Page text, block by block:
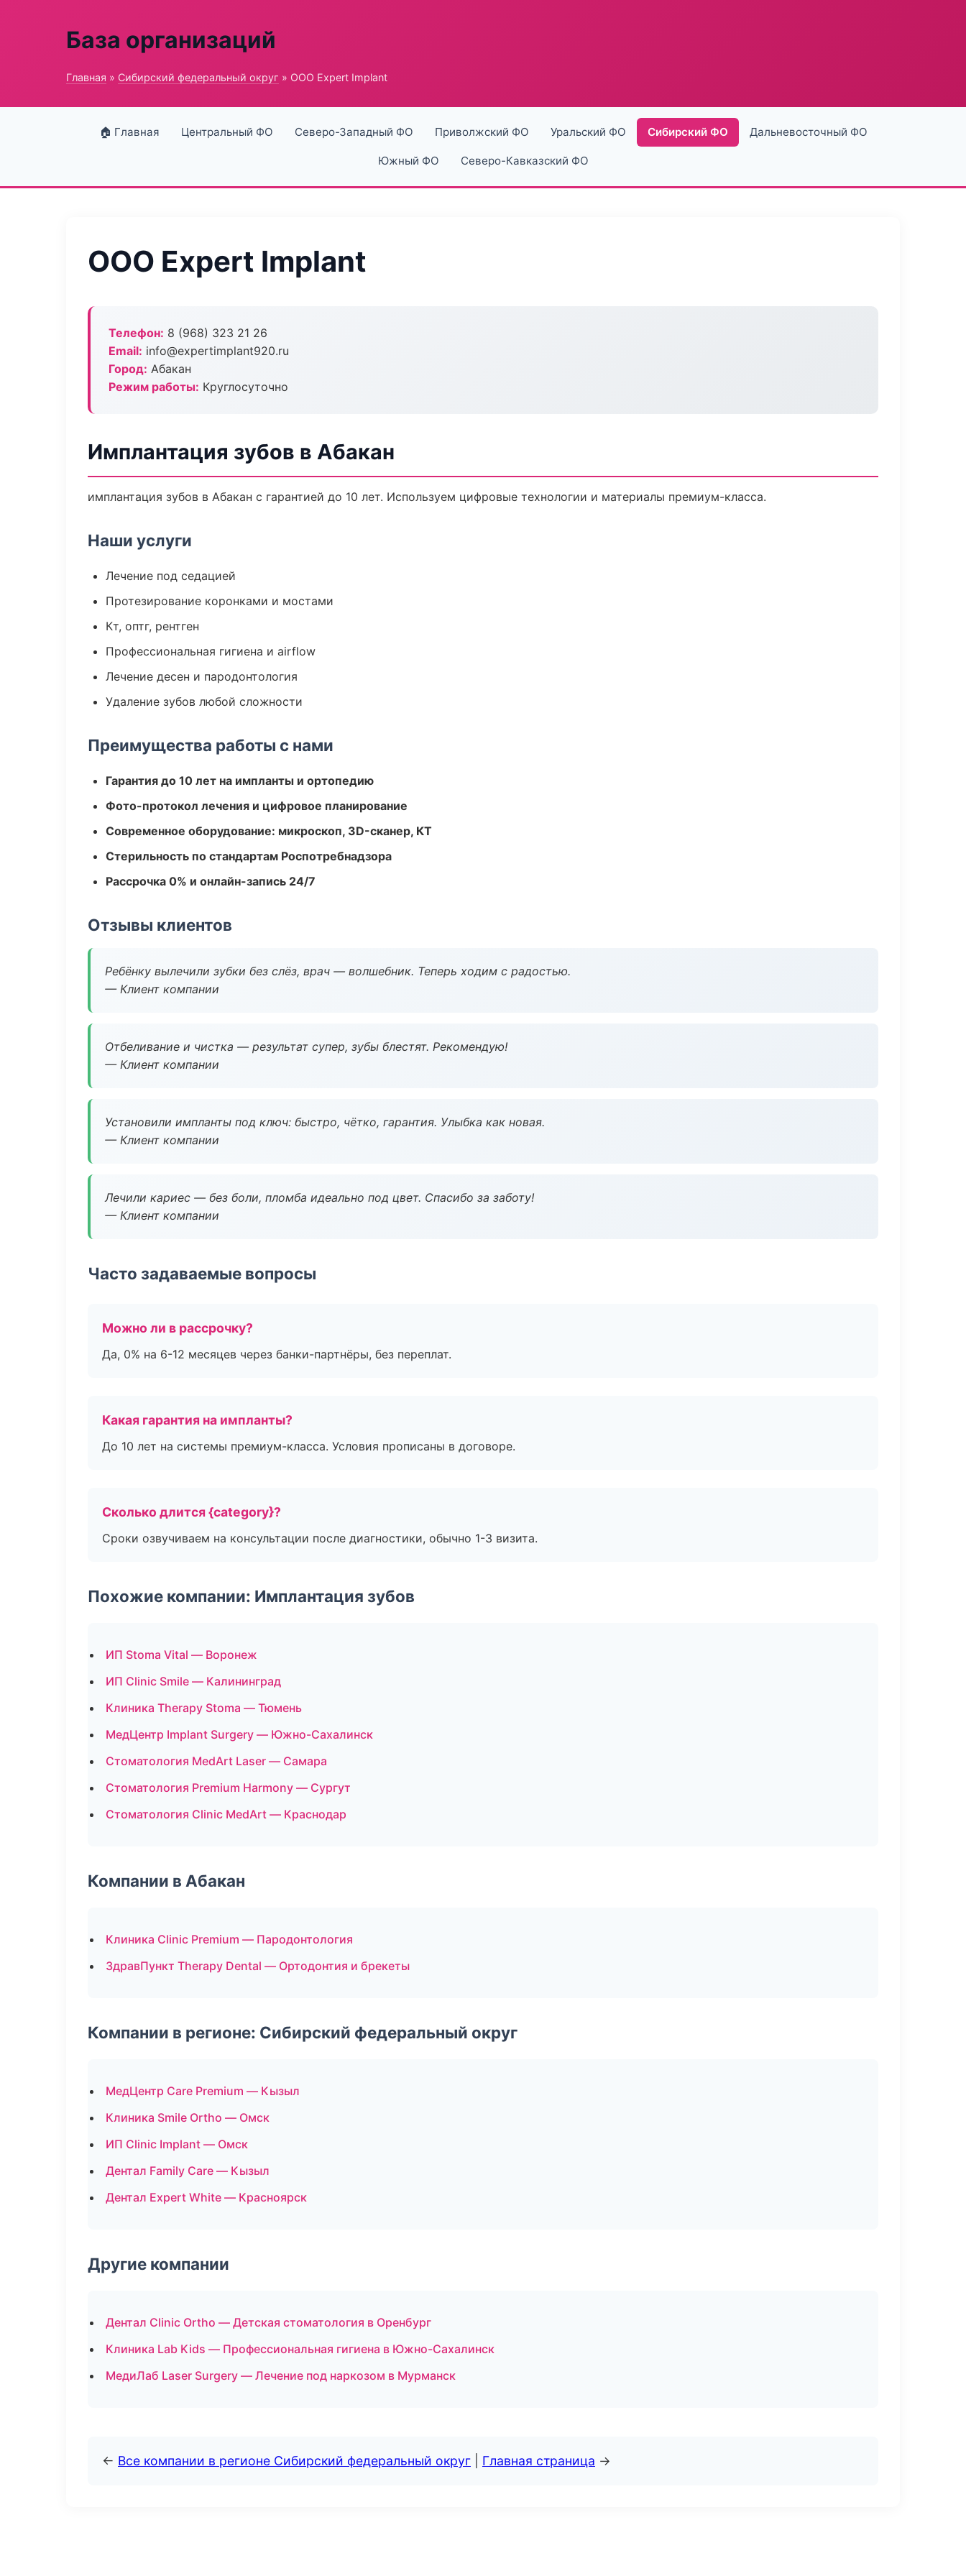
База организаций
Главная » Сибирский федеральный округ » ООО Expert Implant
🏠 Главная Центральный ФО Северо-Западный ФО Приволжский ФО Уральский ФО Сибирский ФО Дальневосточный ФО
Южный ФО Северо-Кавказский ФО
ООО Expert Implant
Телефон: 8 (968) 323 21 26
Email: info@expertimplant920.ru
Город: Абакан
Режим работы: Круглосуточно
Имплантация зубов в Абакан
имплантация зубов в Абакан с гарантией до 10 лет. Используем цифровые технологии и материалы премиум-класса.
Наши услуги
Лечение под седацией
Протезирование коронками и мостами
Кт, оптг, рентген
Профессиональная гигиена и airflow
Лечение десен и пародонтология
Удаление зубов любой сложности
Преимущества работы с нами
Гарантия до 10 лет на импланты и ортопедию
Фото-протокол лечения и цифровое планирование
Современное оборудование: микроскоп, 3D-сканер, КТ
Стерильность по стандартам Роспотребнадзора
Рассрочка 0% и онлайн-запись 24/7
Отзывы клиентов
Ребёнку вылечили зубки без слёз, врач — волшебник. Теперь ходим с радостью.
— Клиент компании
Отбеливание и чистка — результат супер, зубы блестят. Рекомендую!
— Клиент компании
Установили импланты под ключ: быстро, чётко, гарантия. Улыбка как новая.
— Клиент компании
Лечили кариес — без боли, пломба идеально под цвет. Спасибо за заботу!
— Клиент компании
Часто задаваемые вопросы
Можно ли в рассрочку?
Да, 0% на 6-12 месяцев через банки-партнёры, без переплат.
Какая гарантия на импланты?
До 10 лет на системы премиум-класса. Условия прописаны в договоре.
Сколько длится {category}?
Сроки озвучиваем на консультации после диагностики, обычно 1-3 визита.
Похожие компании: Имплантация зубов
ИП Stoma Vital — Воронеж
ИП Clinic Smile — Калининград
Клиника Therapy Stoma — Тюмень
МедЦентр Implant Surgery — Южно-Сахалинск
Стоматология MedArt Laser — Самара
Стоматология Premium Harmony — Сургут
Стоматология Clinic MedArt — Краснодар
Компании в Абакан
Клиника Clinic Premium — Пародонтология
ЗдравПункт Therapy Dental — Ортодонтия и брекеты
Компании в регионе: Сибирский федеральный округ
МедЦентр Care Premium — Кызыл
Клиника Smile Ortho — Омск
ИП Clinic Implant — Омск
Дентал Family Care — Кызыл
Дентал Expert White — Красноярск
Другие компании
Дентал Clinic Ortho — Детская стоматология в Оренбург
Клиника Lab Kids — Профессиональная гигиена в Южно-Сахалинск
МедиЛаб Laser Surgery — Лечение под наркозом в Мурманск
← Все компании в регионе Сибирский федеральный округ Главная страница →